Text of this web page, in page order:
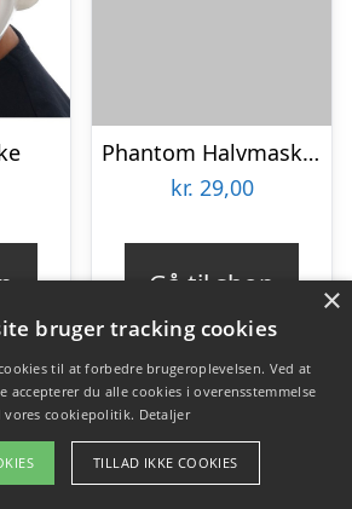
Phantom Halvmaske Hvid
kr. 29,00
Gå til shop ×
bruger tracking cookies
til at forbedre brugeroplevelsen. Ved at
accepterer du alle cookies i overensstemmelse
vores cookiepolitik. Detaljer
TILLAD IKKE COOKIES